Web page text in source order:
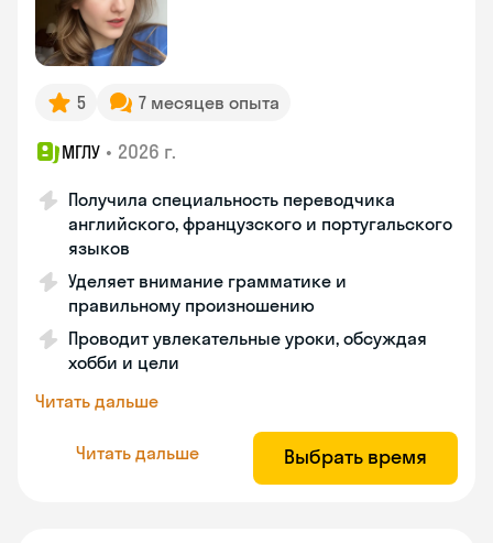
5 7 месяцев опыта
МГЛУ • 2026 г.
Получила специальность переводчика
английского, французского и португальского
языков
Уделяет внимание грамматике и
правильному произношению
Проводит увлекательные уроки, обсуждая
хобби и цели
Читать дальше
Читать дальше Выбрать время